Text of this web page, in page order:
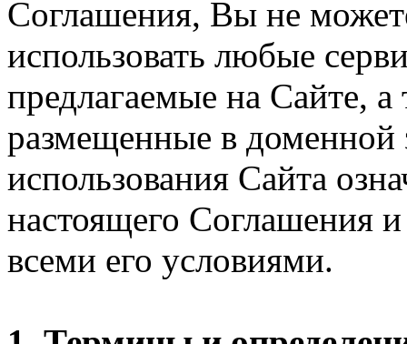
Соглашения, Вы не
использовать любые
предлагаемые на Сайте,
размещенные в доменной
использования Сайта
настоящего Соглашения
всеми его условиями.